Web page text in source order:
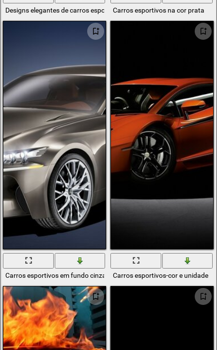
Designs elegantes de carros esportivosCarros esportivos na cor prata
Carros esportivos em fundo cinza Carros esportivos-cor e unidade